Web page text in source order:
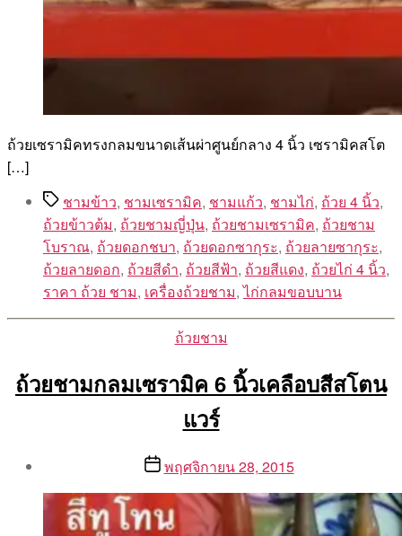
ถ้วยเซรามิคทรงกลมขนาดเส้นผ่าศูนย์กลาง 4 นิ้ว เซรามิคสโต
[…]
Tagsชามข้าว, ชามเซรามิค, ชามแก้ว, ชามไก่, ถ้วย 4 นิ้ว,
ถ้วยข้าวต้ม, ถ้วยชามญี่ปุ่น, ถ้วยชามเซรามิค, ถ้วยชาม
โบราณ, ถ้วยดอกชบา, ถ้วยดอกซากุระ, ถ้วยลายซากุระ,
ถ้วยลายดอก, ถ้วยสีดำ, ถ้วยสีฟ้า, ถ้วยสีแดง, ถ้วยไก่ 4 นิ้ว,
ราคา ถ้วย ชาม, เครื่องถ้วยชาม,ไก่กลมขอบบาน
Categories
ถ้วยชาม
ถ้วยชามกลมเซรามิค 6 นิ้วเคลือบสีสโตน
แวร์
By
Aea
Postพฤศจิกายน 28, 2015